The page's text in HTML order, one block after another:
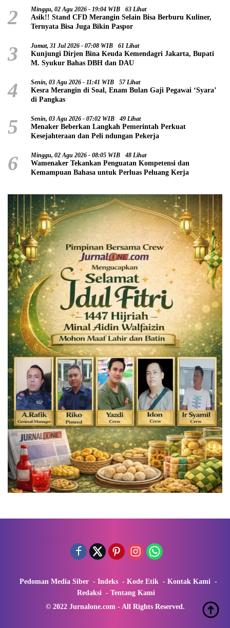
2 Minggu, 02 Agu 2026 - 19:04 WIB 63 Lihat
Asik!! Stand CFD Merangin Selain Bisa Berburu Kuliner,
Ternyata Bisa Juga Bikin Paspor
3 Jumat, 31 Jul 2026 - 07:08 WIB 61 Lihat
Kunjungi Dirjen Bina Keuda Kemendagri Jakarta, Bupati
M. Syukur Bahas DBH dan DAU
4 Senin, 03 Agu 2026 - 11:41 WIB 57 Lihat
Kesra Merangin di Soal, Enam Bulan Gaji Pegawai ‘Syara’
di Pangkas
5 Senin, 03 Agu 2026 - 07:02 WIB 49 Lihat
Menaker Beberkan Langkah Pemerintah Perkuat
Kesejahteraan dan Peli ndungan Pekerja
6 Minggu, 02 Agu 2026 - 08:05 WIB 48 Lihat
Wamenaker Tekankan Penguatan Kompetensi dan
Kemampuan Bahasa untuk Perluas Peluang Kerja
Pedoman Media Siber Indeks Kode Etik
Kontak Kami
Redaksi
Tentang Kami
© 2022 Jurnalone.com - All Rights Reserved.